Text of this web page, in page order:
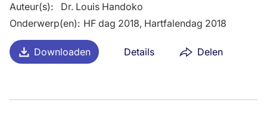
Downloaden Details Delen
Auteur(s):
Dr. Louis Handoko
Onderwerp(en): HF dag 2018, Hartfalendag 2018